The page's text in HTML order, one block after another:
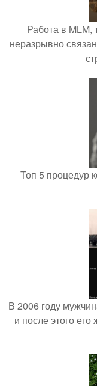
Работа в MLM,
неразрывно
Топ 5 процедур
В 2006 году
и после этого